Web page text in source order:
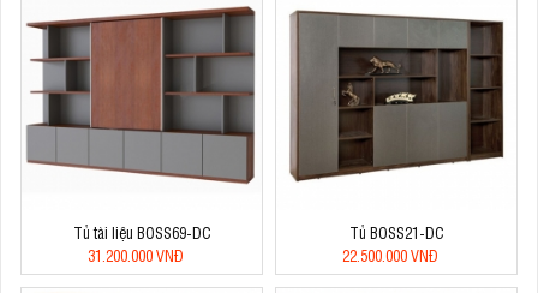
Tủ tài liệu BOSS69-DC
31.200.000 VNĐ
Tủ BOSS21-DC
22.500.000 VNĐ